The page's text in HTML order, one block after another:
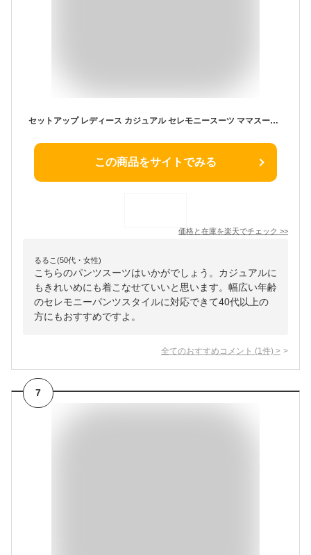
セットアップ レディース カジュアル セレモニースーツ ママスーツ スーツ パンツスーツ セレモニー フォーマルスーツ 母 七五三 お宮参り 喪服 礼服 ジャケット パンツ 2点セット 20代 30代 40代 50代 秋 冬 体形カバー [NO.12-72-66]
この商品をサイトでみる
価格と在庫を楽天でチェック >>
るるこ(50代・女性)
こちらのパンツスーツはいかがでしょう。カジュアルに
もきれいめにも着こなせていいと思います。幅広い年齢
のセレモニーパンツスタイルに対応できて40代以上の
方にもおすすめですよ。
全てのおすすめコメント (1 件) >
7